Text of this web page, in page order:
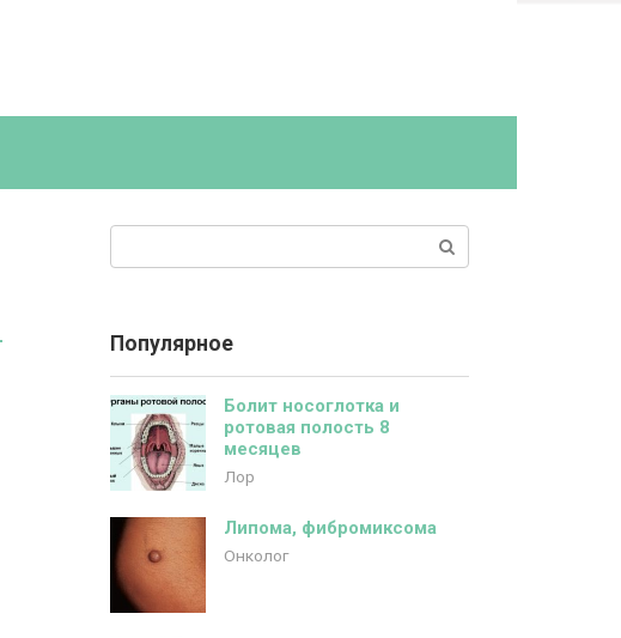
Популярное
Болит носоглотка и
ротовая полость 8
месяцев
Лор
Липома, фибромиксома
Онколог